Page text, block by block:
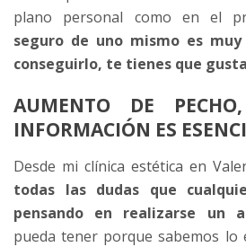
plano personal como en el
seguro de uno mismo es
conseguirlo, te tienes que
AUMENTO DE
INFORMACIÓN ES
Desde mi clínica estética en
todas las dudas que
pensando en realizarse un
pueda tener porque sabemos lo